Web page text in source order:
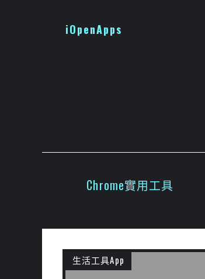
iOpenApps
Chrome實用工具
生活工具App